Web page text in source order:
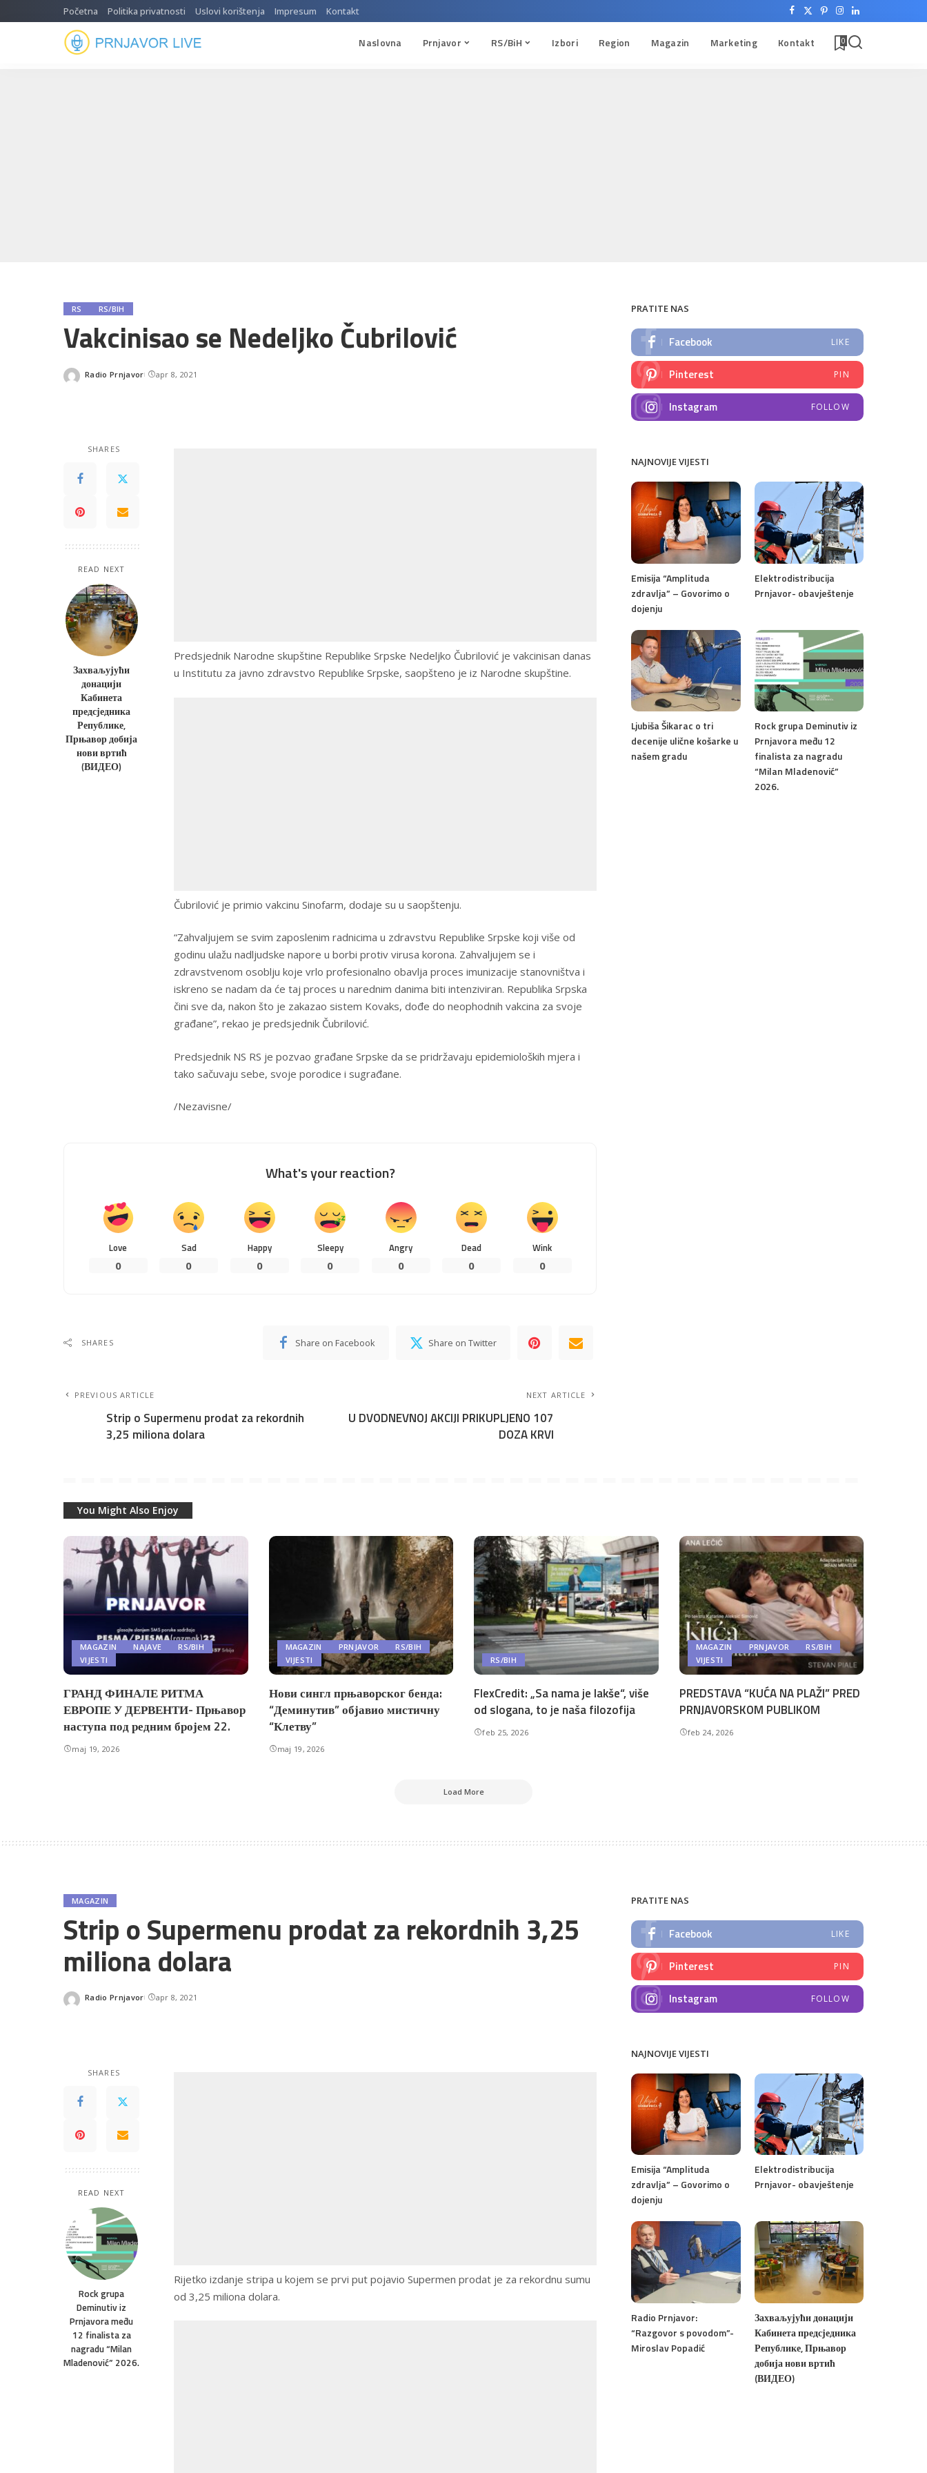
Početna Politika privatnosti Uslovi korištenja Impresum Kontakt
Naslovna Prnjavor RS/BiH Izbori Region Magazin Marketing Kontakt 0
RS RS/BIH
Vakcinisao se Nedeljko Čubrilović
Posted
Radio Prnjavor apr 8, 2021
SHARES
READ NEXT
Захваљујући
донацији
Кабинета
предсједника
Републике,
Прњавор добија
нови вртић
(ВИДЕО)
Predsjednik Narodne skupštine Republike Srpske Nedeljko Čubrilović je vakcinisan danas
u Institutu za javno zdravstvo Republike Srpske, saopšteno je iz Narodne skupštine.
Čubrilović je primio vakcinu Sinofarm, dodaje su u saopštenju.
“Zahvaljujem se svim zaposlenim radnicima u zdravstvu Republike Srpske koji više od
godinu ulažu nadljudske napore u borbi protiv virusa korona. Zahvaljujem se i
zdravstvenom osoblju koje vrlo profesionalno obavlja proces imunizacije stanovništva i
iskreno se nadam da će taj proces u narednim danima biti intenziviran. Republika Srpska
čini sve da, nakon što je zakazao sistem Kovaks, dođe do neophodnih vakcina za svoje
građane”, rekao je predsjednik Čubrilović.
Predsjednik NS RS je pozvao građane Srpske da se pridržavaju epidemioloških mjera i
tako sačuvaju sebe, svoje porodice i sugrađane.
/Nezavisne/
What's your reaction?
Love
0
Sad
0
Happy
0
Sleepy
0
Angry
0
Dead
0
Wink
0
SHARES Share on Facebook Share on Twitter
PREVIOUS ARTICLE
Strip o Supermenu prodat za rekordnih
3,25 miliona dolara
NEXT ARTICLE
U DVODNEVNOJ AKCIJI PRIKUPLJENO 107
DOZA KRVI
PRATITE NAS
Facebook LIKE
Pinterest PIN
Instagram FOLLOW
NAJNOVIJE VIJESTI
Emisija “Amplituda
zdravlja” – Govorimo o
dojenju
Elektrodistribucija
Prnjavor- obavještenje
Ljubiša Šikarac o tri
decenije ulične košarke u
našem gradu
Rock grupa Deminutiv iz
Prnjavora među 12
finalista za nagradu
“Milan Mladenović”
2026.
You Might Also Enjoy
MAGAZIN NAJAVE
RS/BIH
VIJESTI
ГРАНД ФИНАЛЕ РИТМА
ЕВРОПЕ У ДЕРВЕНТИ- Прњавор
наступа под редним бројем 22.
maj 19, 2026
MAGAZIN PRNJAVOR
RS/BIH
VIJESTI
Нови сингл прњаворског бенда:
“Деминутив” објавио мистичну
“Клетву”
maj 19, 2026
RS/BIH
FlexCredit: „Sa nama je lakše“, više
od slogana, to je naša filozofija
feb 25, 2026
MAGAZIN PRNJAVOR
RS/BIH
VIJESTI
PREDSTAVA “KUĆA NA PLAŽI” PRED
PRNJAVORSKOM PUBLIKOM
feb 24, 2026
Load More
MAGAZIN
Strip o Supermenu prodat za rekordnih 3,25
miliona dolara
Posted
Radio Prnjavor apr 8, 2021
SHARES
READ NEXT
Rock grupa
Deminutiv iz
Prnjavora među
12 finalista za
nagradu “Milan
Mladenović” 2026.
Rijetko izdanje stripa u kojem se prvi put pojavio Supermen prodat je za rekordnu sumu
od 3,25 miliona dolara.
PRATITE NAS
Facebook LIKE
Pinterest PIN
Instagram FOLLOW
NAJNOVIJE VIJESTI
Emisija “Amplituda
zdravlja” – Govorimo o
dojenju
Elektrodistribucija
Prnjavor- obavještenje
Radio Prnjavor:
“Razgovor s povodom”-
Miroslav Popadić
Захваљујући донацији
Кабинета предсједника
Републике, Прњавор
добија нови вртић
(ВИДЕО)